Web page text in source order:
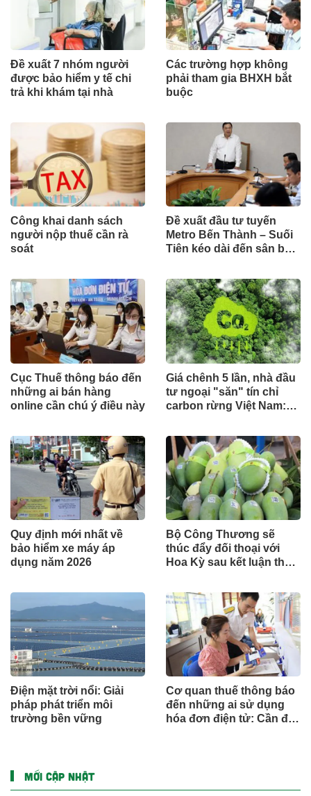
Đề xuất 7 nhóm người
được bảo hiểm y tế chi
trả khi khám tại nhà
Các trường hợp không
phải tham gia BHXH bắt
buộc
Công khai danh sách
người nộp thuế cần rà
soát
Đề xuất đầu tư tuyến
Metro Bến Thành – Suối
Tiên kéo dài đến sân bay
thức công trình cấp bách
Cục Thuế thông báo đến
những ai bán hàng
online cần chú ý điều này
Giá chênh 5 lần, nhà đầu
tư ngoại "săn" tín chỉ
carbon rừng Việt Nam:
Quy định mới nhất về
bảo hiểm xe máy áp
dụng năm 2026
Bộ Công Thương sẽ
thúc đẩy đối thoại với
Hoa Kỳ sau kết luận thuế
Điện mặt trời nổi: Giải
pháp phát triển môi
trường bền vững
Cơ quan thuế thông báo
đến những ai sử dụng
hóa đơn điện tử: Cần đặc
MỚI CẬP NHẬT